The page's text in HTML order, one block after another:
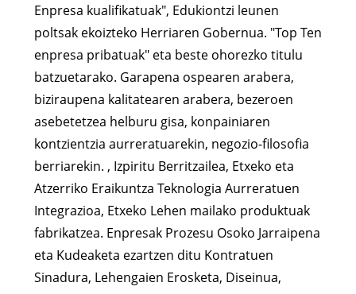
Enpresa kualifikatuak", Edukiontzi leunen
poltsak ekoizteko Herriaren Gobernua. "Top Ten
enpresa pribatuak" eta beste ohorezko titulu
batzuetarako. Garapena ospearen arabera,
biziraupena kalitatearen arabera, bezeroen
asebetetzea helburu gisa, konpainiaren
kontzientzia aurreratuarekin, negozio-filosofia
berriarekin. , Izpiritu Berritzailea, Etxeko eta
Atzerriko Eraikuntza Teknologia Aurreratuen
Integrazioa, Etxeko Lehen mailako produktuak
fabrikatzea. Enpresak Prozesu Osoko Jarraipena
eta Kudeaketa ezartzen ditu Kontratuen
Sinadura, Lehengaien Erosketa, Diseinua,